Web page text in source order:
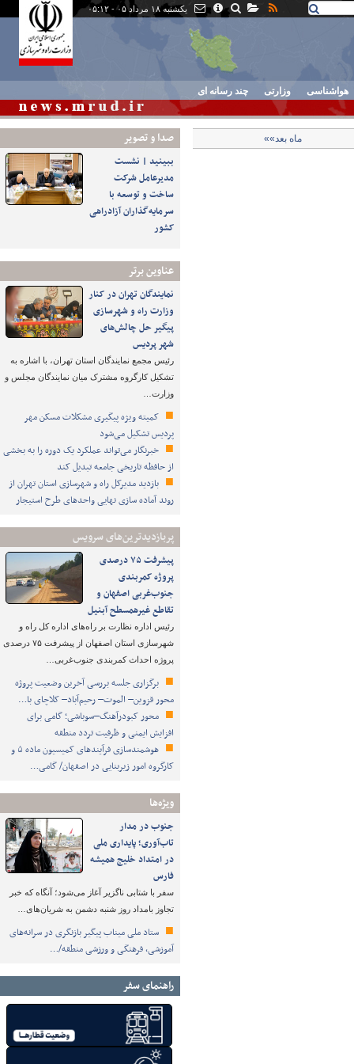
یکشنبه ۱۸ مرداد ۰۵ - ۰۵:۱۲
هواشناسی وزارتی چند رسانه ای
صدا و تصوير
ببینید | نشست
مدیرعامل شرکت
ساخت و توسعه با
سرمایه‌گذاران آزادراهی
کشور
عناوین برتر
نمایندگان تهران در کنار
وزارت راه و شهرسازی
پیگیر حل چالش‌های
شهر پردیس
رئیس مجمع نمایندگان استان تهران، با اشاره به
تشکیل کارگروه مشترک میان نمایندگان مجلس و
وزارت…
کمیته ویژه پیگیری مشکلات مسکن مهر
پردیس تشکیل می‌شود
خبرنگار می‌تواند عملکرد یک دوره را به بخشی
از حافظه تاریخی جامعه تبدیل کند
بازدید مدیرکل راه و شهرسازی استان تهران از
روند آماده سازی نهایی واحدهای طرح استیجار
پربازدیدترین‌های سرویس
پیشرفت ۷۵ درصدی
پروژه کمربندی
جنوب‌غربی اصفهان و
تقاطع غیرهمسطح آبنیل
رئیس اداره نظارت بر راه‌های اداره کل راه و
شهرسازی استان اصفهان از پیشرفت ۷۵ درصدی
پروژه احداث کمربندی جنوب‌غربی…
برگزاری جلسه بررسی آخرین وضعیت پروژه
محور قزوین– الموت– رحیم‌آباد– کلاچای با…
محور کبودرآهنگ–سوباشی؛ گامی برای
افزایش ایمنی و ظرفیت تردد منطقه
هوشمندسازی فرآیندهای کمیسیون ماده ۵ و
کارگروه امور زیربنایی در اصفهان/ گامی…
ویژه‌ها
جنوب در مدار
تاب‌آوری؛ پایداری ملی
در امتداد خلیج همیشه
فارس
سفر با شتابی ناگزیر آغاز می‌شود؛ آنگاه که خبر
تجاوز بامداد روز شنبه دشمن به شریان‌های…
ستاد ملی میناب پیگیر بازنگری در سرانه‌های
آموزشی، فرهنگی و ورزشی منطقه/…
راهنمای سفر
ماه بعد»»